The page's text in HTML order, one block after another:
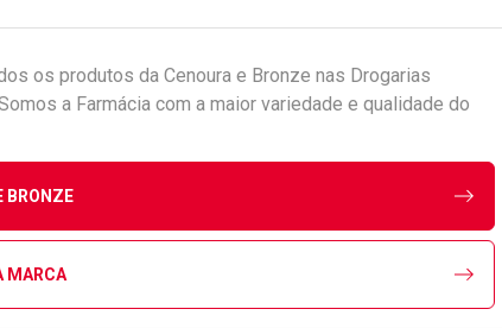
os produtos da Cenoura e Bronze nas Drogarias
a Farmácia com a maior variedade e qualidade do
BRONZE
MARCA